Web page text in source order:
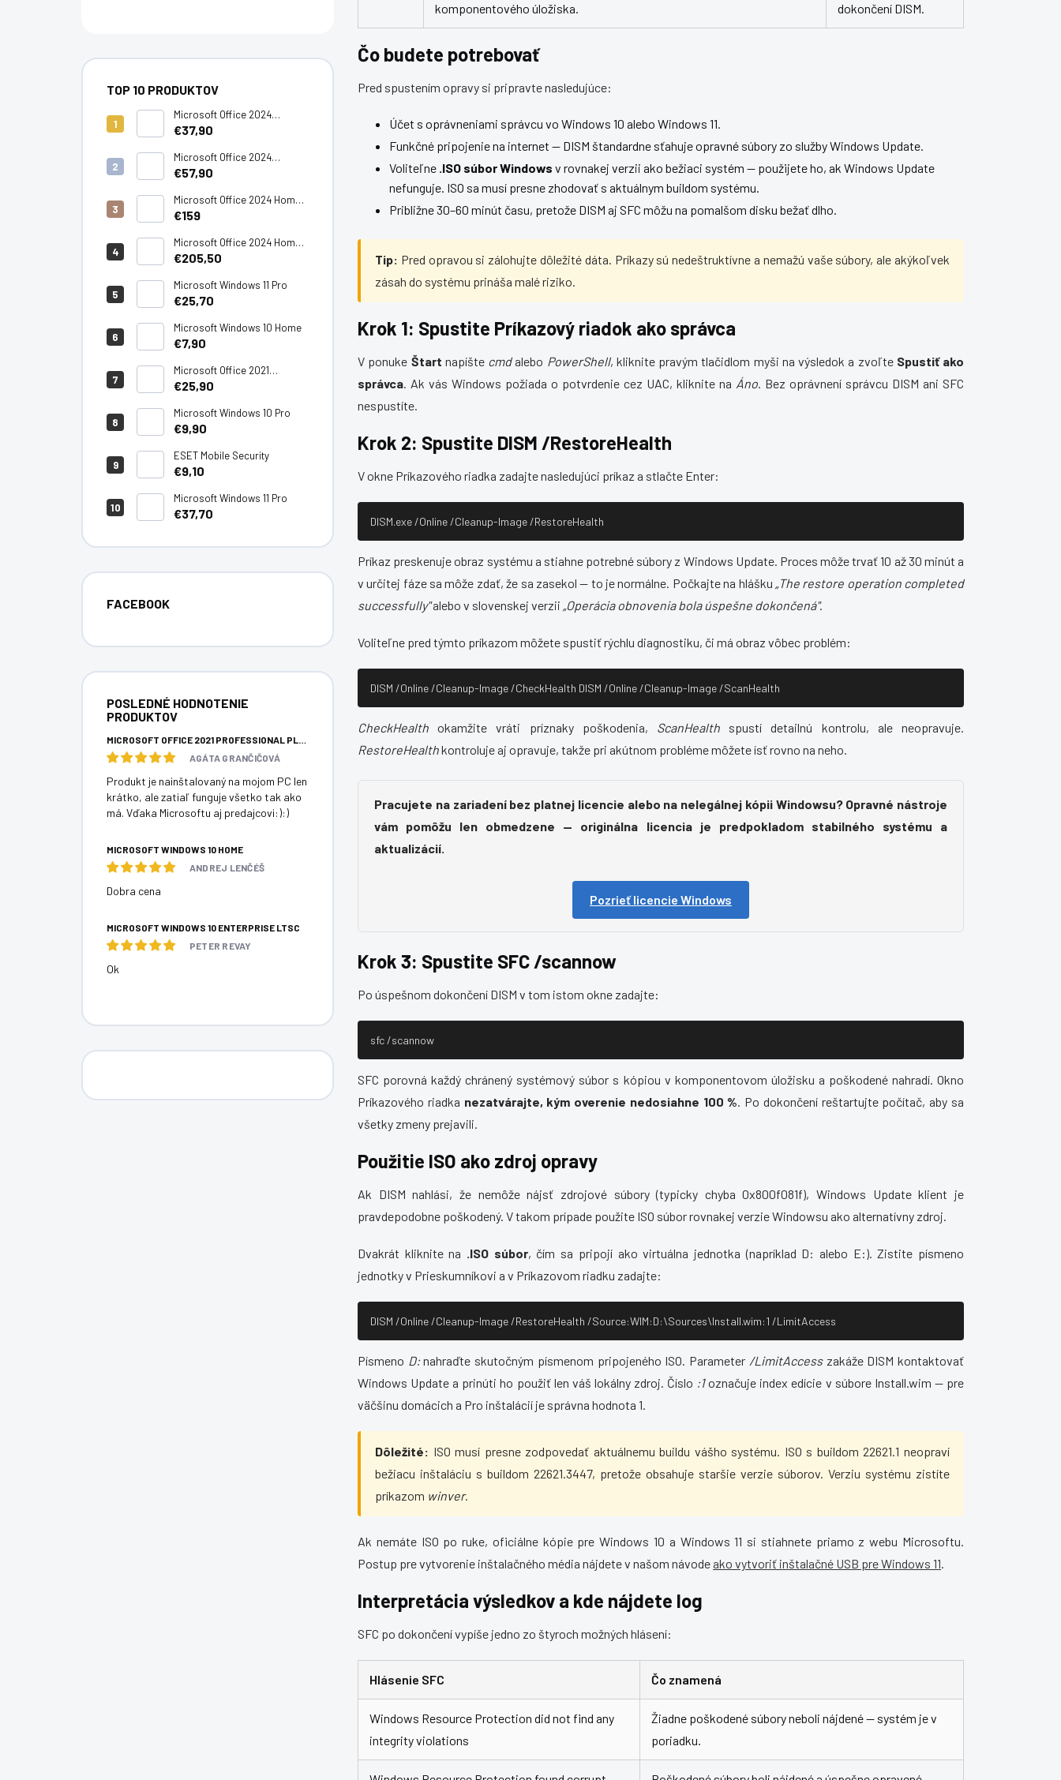
TOP 10 PRODUKTOV
Microsoft Office 2024
Standard LTSC
€37,90
Microsoft Office 2024
Professional Plus LTSC
€57,90
Microsoft Office 2024 Home -
PC/Mac
€159
Microsoft Office 2024 Home
& Business - PC/Mac
€205,50
Microsoft Windows 11 Pro
€25,70
Microsoft Windows 10 Home
€7,90
Microsoft Office 2021
Professional Plus
€25,90
Microsoft Windows 10 Pro
€9,90
ESET Mobile Security
€9,10
Microsoft Windows 11 Pro
€37,70
FACEBOOK
POSLEDNÉ HODNOTENIE
PRODUKTOV
MICROSOFT OFFICE 2021 PROFESSIONAL PLUS
AGÁTA GRANČIČOVÁ
Produkt je nainštalovaný na mojom PC len
krátko, ale zatiaľ funguje všetko tak ako
má. Vďaka Microsoftu aj predajcovi:):)
MICROSOFT WINDOWS 10 HOME
ANDREJ LENČÉŠ
Dobra cena
MICROSOFT WINDOWS 10 ENTERPRISE LTSC
PETER REVAY
Ok
komponentového úložiska.
dokončení DISM.
Čo budete potrebovať
Pred spustením opravy si pripravte nasledujúce:
Účet s oprávneniami správcu vo Windows 10 alebo Windows 11.
Funkčné pripojenie na internet — DISM štandardne sťahuje opravné súbory zo služby Windows Update.
Voliteľne .ISO súbor Windows v rovnakej verzii ako bežiaci systém — použijete ho, ak Windows Update
nefunguje. ISO sa musí presne zhodovať s aktuálnym buildom systému.
Približne 30–60 minút času, pretože DISM aj SFC môžu na pomalšom disku bežať dlho.
Tip: Pred opravou si zálohujte dôležité dáta. Príkazy sú nedeštruktívne a nemažú vaše súbory, ale akýkoľvek
zásah do systému prináša malé riziko.
Krok 1: Spustite Príkazový riadok ako správca
V ponuke Štart napíšte cmdalebo PowerShell, kliknite pravým tlačidlom myši na výsledok a zvoľte Spustiť ako
správca. Ak vás Windows požiada o potvrdenie cez UAC, kliknite na Áno. Bez oprávnení správcu DISM ani SFC
nespustíte.
Krok 2: Spustite DISM /RestoreHealth
V okne Príkazového riadka zadajte nasledujúci príkaz a stlačte Enter:
DISM.exe /Online /Cleanup-Image /RestoreHealth
Príkaz preskenuje obraz systému a stiahne potrebné súbory z Windows Update. Proces môže trvať 10 až 30 minút a
v určitej fáze sa môže zdať, že sa zasekol — to je normálne. Počkajte na hlášku „The restore operation completed
successfully"alebo v slovenskej verzii „Operácia obnovenia bola úspešne dokončená".
Voliteľne pred týmto príkazom môžete spustiť rýchlu diagnostiku, či má obraz vôbec problém:
DISM /Online /Cleanup-Image /CheckHealth DISM /Online /Cleanup-Image /ScanHealth
CheckHealth okamžite vráti príznaky poškodenia, ScanHealth spustí detailnú kontrolu, ale neopravuje.
RestoreHealthkontroluje aj opravuje, takže pri akútnom probléme môžete ísť rovno na neho.
Pracujete na zariadení bez platnej licencie alebo na nelegálnej kópii Windowsu? Opravné nástroje
vám pomôžu len obmedzene — originálna licencia je predpokladom stabilného systému a
aktualizácií.
Pozrieť licencie Windows
Krok 3: Spustite SFC /scannow
Po úspešnom dokončení DISM v tom istom okne zadajte:
sfc /scannow
SFC porovná každý chránený systémový súbor s kópiou v komponentovom úložisku a poškodené nahradí. Okno
Príkazového riadka nezatvárajte, kým overenie nedosiahne 100 %. Po dokončení reštartujte počítač, aby sa
všetky zmeny prejavili.
Použitie ISO ako zdroj opravy
Ak DISM nahlási, že nemôže nájsť zdrojové súbory (typicky chyba 0x800f081f), Windows Update klient je
pravdepodobne poškodený. V takom prípade použite ISO súbor rovnakej verzie Windowsu ako alternatívny zdroj.
Dvakrát kliknite na .ISO súbor, čím sa pripojí ako virtuálna jednotka (napríklad D: alebo E:). Zistite písmeno
jednotky v Prieskumníkovi a v Príkazovom riadku zadajte:
DISM /Online /Cleanup-Image /RestoreHealth /Source:WIM:D:\Sources\Install.wim:1 /LimitAccess
Písmeno D:nahraďte skutočným písmenom pripojeného ISO. Parameter /LimitAccesszakáže DISM kontaktovať
Windows Update a prinúti ho použiť len váš lokálny zdroj. Číslo :1označuje index edície v súbore Install.wim — pre
väčšinu domácich a Pro inštalácií je správna hodnota 1.
Dôležité: ISO musí presne zodpovedať aktuálnemu buildu vášho systému. ISO s buildom 22621.1 neopraví
bežiacu inštaláciu s buildom 22621.3447, pretože obsahuje staršie verzie súborov. Verziu systému zistíte
príkazom winver.
Ak nemáte ISO po ruke, oficiálne kópie pre Windows 10 a Windows 11 si stiahnete priamo z webu Microsoftu.
Postup pre vytvorenie inštalačného média nájdete v našom návode ako vytvoriť inštalačné USB pre Windows 11.
Interpretácia výsledkov a kde nájdete log
SFC po dokončení vypíše jedno zo štyroch možných hlásení:
Hlásenie SFC Čo znamená
Windows Resource Protection did not find any
integrity violations
Žiadne poškodené súbory neboli nájdené — systém je v
poriadku.